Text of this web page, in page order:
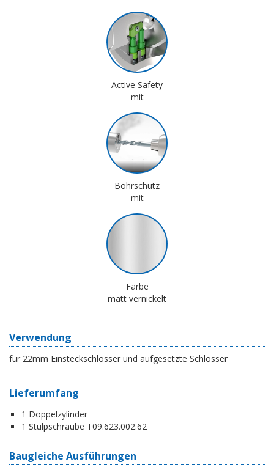
Active Safety
mit
Bohrschutz
mit
Farbe
matt vernickelt
Verwendung
für 22mm Einsteckschlösser und aufgesetzte Schlösser
Lieferumfang
1 Doppelzylinder
1 Stulpschraube T09.623.002.62
Baugleiche Ausführungen